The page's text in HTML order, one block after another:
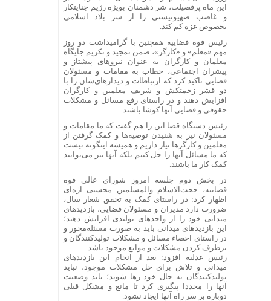
این ماه پرفضیلت، شر دشمنان بویژه رژیم جنایتکار
و غاصب صهیونیستی را از سر بلاد اسلامی
بخصوص غزه کم کند.
رئیس قوه قضاییه همچنین با گرامیداشت دو روز
مهم «معلم» و «کارگر»، ضمن تمجید و تکریم جایگاه
معلمان و کارگران به عنوان نیرو‌های پیشتاز و
پیشران اجتماعی، خطاب به مقامات و مسئولان
قضایی تاکید کرد که ارتباطات و دیدارهای‌شان را با
دو قشر زحمتکش و شریف معلمین و کارگران
افزایش دهند و در راستای رفع مسائل و مشکلات
حقوقی و قضایی آنها کوشا باشند.
رئیس دستگاه قضا این را هم گفت که ما مقامات و
مسئولان نیز به شنیدن توصیه‌ها و کمک گرفتن از
معلمین و کارگر‌ها نیاز داریم و همیشه اینگونه نیست
که ما مسائل آنها را حل کنیم بلکه آنها نیز می‌توانند
کمک کار ما باشند.
در بخش دوم جلسه امروز شورای عالی قوه
قضاییه، حجت‌الاسلام والمسلمین محسنی اژه‌ای
اظهار کرد: در راستای کمک به تحقق شعار سال،
ضرورت دارد مدیران و مسئولان قضایی، بازدید‌های
میدانی خود را از واحد‌های تولیدی افزایش دهند؛
این بازدید‌های میدانی باید به صورت مسئله‌محور و
در راستای احصاء مسائل و مشکلات تولیدکنندگان و
برطرف کردن مشکلات و موانع موجود باشد.
رئیس عدلیه افزود: بعد از انجام این بازدید‌های
میدانی و تلاش برای حل مشکلات موجود، نباید
تولیدکنندگان به حال خود رها شوند؛ باید وضعیت
آنها را مجددا پیگیری کرد تا مانع و مشکل قبلی
دوباره بر سر راه آنها ایجاد نشود.